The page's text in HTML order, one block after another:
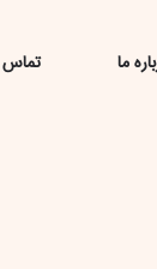
ما تماس